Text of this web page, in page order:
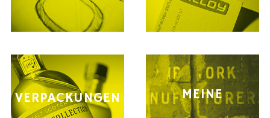
VERPACKUNGEN MEINE